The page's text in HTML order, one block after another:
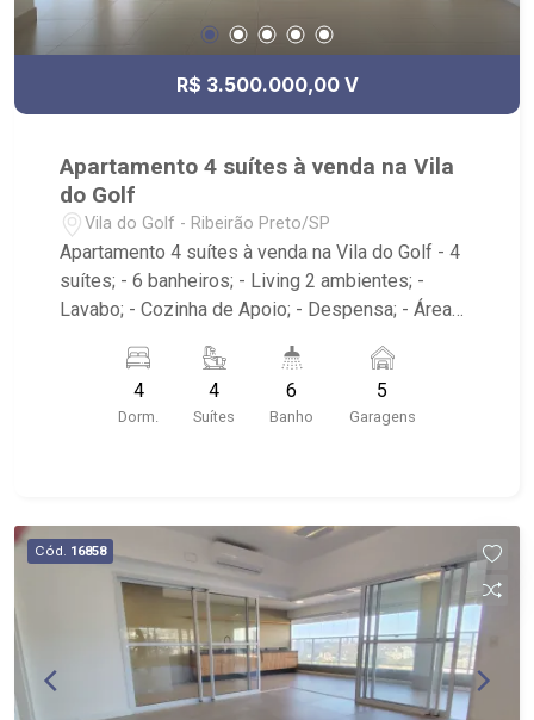
R$ 3.500.000,00 V
Apartamento 4 suítes à venda na Vila
do Golf
Vila do Golf - Ribeirão Preto/SP
Apartamento 4 suítes à venda na Vila do Golf - 4
suítes; - 6 banheiros; - Living 2 ambientes; -
Lavabo; - Cozinha de Apoio; - Despensa; - Área
Serviço; - Varanda Gourmet; - Hidro; - 5 vagas; -
Condomínio com portaria 24hr, elevador, salão de
jogos, salão de festas, área gourmet com
Noipê.
4
Dorm.
4
Suítes
6
Banho
5
Garagens
Cód. 16858